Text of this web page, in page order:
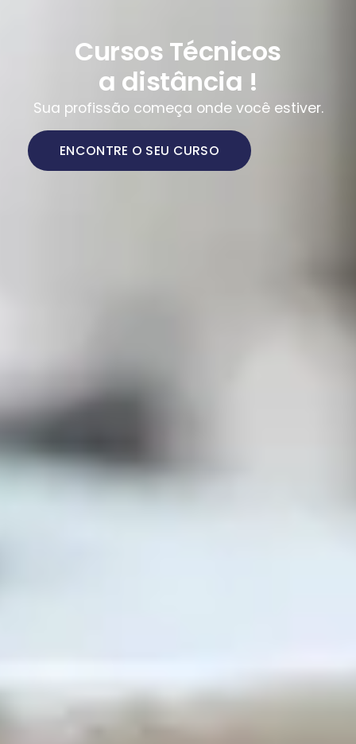
Cursos Técnicos
a distância !
Sua profissão começa onde você estiver.
ENCONTRE O SEU CURSO